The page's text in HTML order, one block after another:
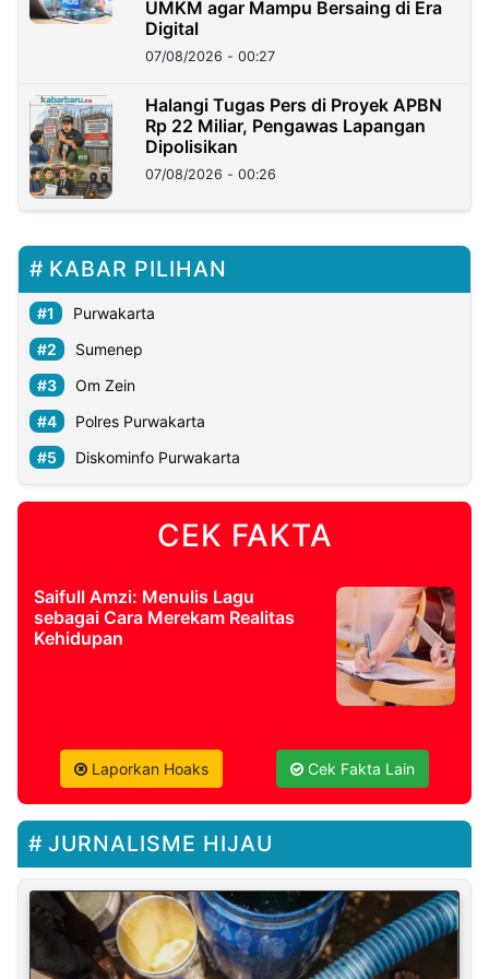
UMKM agar Mampu Bersaing di Era
Digital
07/08/2026 - 00:27
Halangi Tugas Pers di Proyek APBN
Rp 22 Miliar, Pengawas Lapangan
Dipolisikan
07/08/2026 - 00:26
KABAR PILIHAN
Purwakarta
Sumenep
Om Zein
Polres Purwakarta
Diskominfo Purwakarta
CEK FAKTA
Saifull Amzi: Menulis Lagu
sebagai Cara Merekam Realitas
Kehidupan
Laporkan Hoaks Cek Fakta Lain
JURNALISME HIJAU